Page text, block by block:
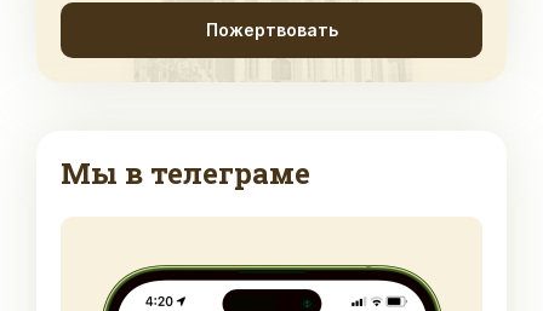
Пожертвовать
Мы в телеграме